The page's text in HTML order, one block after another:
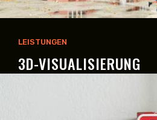
3D-VISUALISIERUNG
LEISTUNGEN